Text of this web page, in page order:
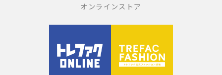
オンラインストア